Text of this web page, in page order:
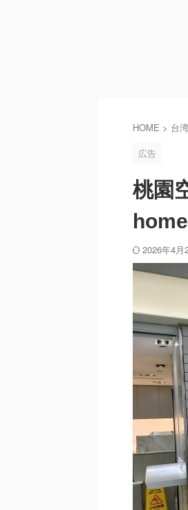
HOME > 台湾
広告
桃園
2026年4月